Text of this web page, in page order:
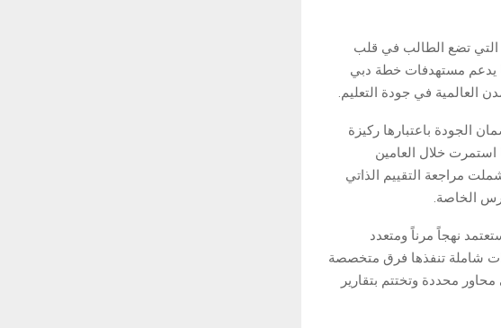
وتأتي الخطوة انسجاماً مع مستهدفات إستراتيجية التعليم في دبي 2033 التي تضع الطالب في قلب
يدعم مستهدفات خطة دبي
الجودة باعتبارها ركيزة
استمرت خلال العامين
مراجعة التقييم الذاتي
الخاصة.
نهجاً مرناً ومتعدد
شاملة تنفذها فرق متخصصة
محددة وتختتم بتقارير